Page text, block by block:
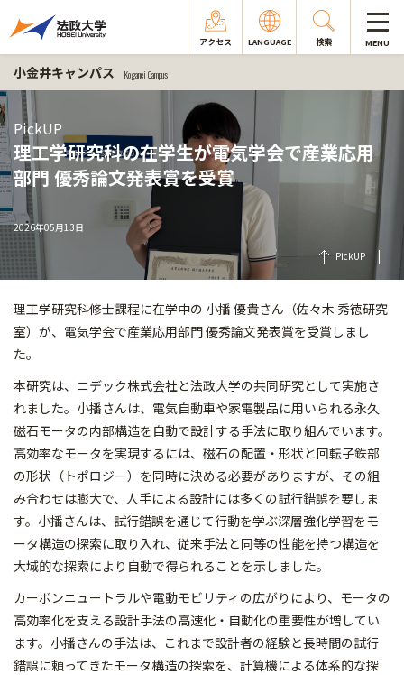
アクセス LANGUAGE 検索 MENU
小金井キャンパス Koganei Campus
PickUP
理工学研究科の在学生が電気学会で産業応用
部門 優秀論文発表賞を受賞
2026年05月13日
PickUP
理工学研究科修士課程に在学中の 小播 優貴さん（佐々木 秀徳研究
室）が、電気学会で産業応用部門 優秀論文発表賞を受賞しまし
た。
本研究は、ニデック株式会社と法政大学の共同研究として実施さ
れました。小播さんは、電気自動車や家電製品に用いられる永久
磁石モータの内部構造を自動で設計する手法に取り組んでいます。
高効率なモータを実現するには、磁石の配置・形状と回転子鉄部
の形状 （トポロジー）を同時に決める必要がありますが、 その組
み合わせは膨大で、人手による設計には多くの試行錯誤を要しま
す。小播さんは、試行錯誤を通じて行動を学ぶ深層強化学習をモ
ータ構造の探索に取り入れ、従来手法と同等の性能を持つ構造を
大域的な探索により自動で得られることを示しました。
カーボンニュートラルや電動モビリティの広がりにより、モータの
高効率化を支える設計手法の高速化・自動化の重要性が増してい
ます。小播さんの手法は、これまで設計者の経験と長時間の試行
錯誤に頼ってきたモータ構造の探索を、 計算機による体系的な探